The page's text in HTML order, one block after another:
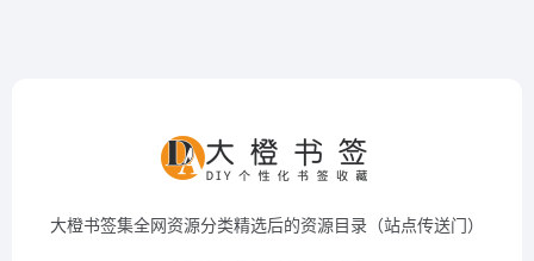
大橙书签集全网资源分类精选后的资源目录（站点传送门）